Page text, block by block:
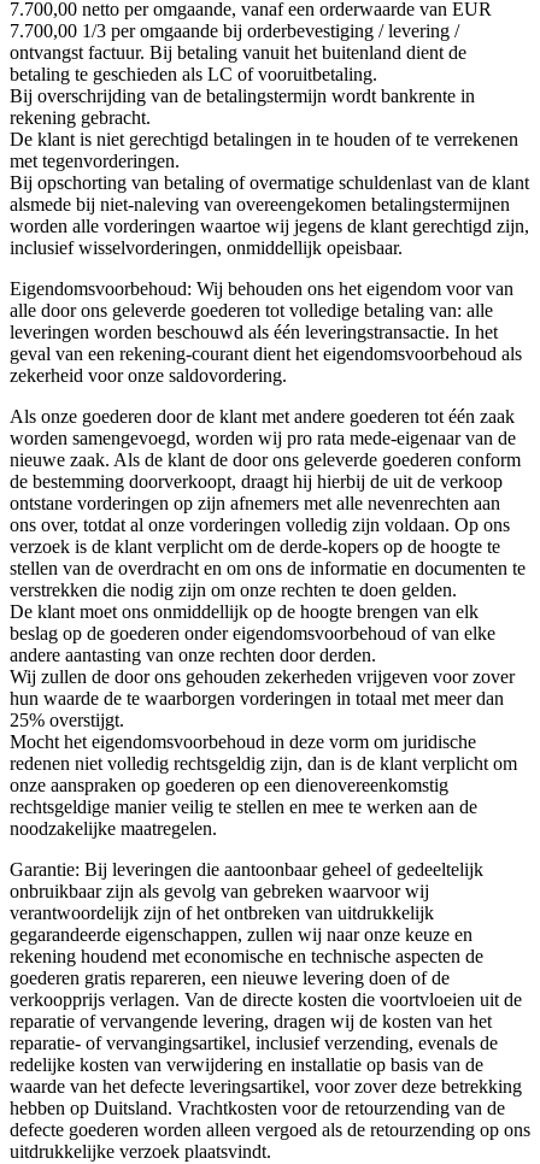
7.700,00 netto per omgaande, vanaf een orderwaarde van EUR
7.700,00 1/3 per omgaande bij orderbevestiging / levering /
ontvangst factuur. Bij betaling vanuit het buitenland dient de
betaling te geschieden als LC of vooruitbetaling.
Bij overschrijding van de betalingstermijn wordt bankrente in
rekening gebracht.
De klant is niet gerechtigd betalingen in te houden of te verrekenen
met tegenvorderingen.
Bij opschorting van betaling of overmatige schuldenlast van de klant
alsmede bij niet-naleving van overeengekomen betalingstermijnen
worden alle vorderingen waartoe wij jegens de klant gerechtigd zijn,
inclusief wisselvorderingen, onmiddellijk opeisbaar.
Eigendomsvoorbehoud: Wij behouden ons het eigendom voor van
alle door ons geleverde goederen tot volledige betaling van: alle
leveringen worden beschouwd als één leveringstransactie. In het
geval van een rekening-courant dient het eigendomsvoorbehoud als
zekerheid voor onze saldovordering.
Als onze goederen door de klant met andere goederen tot één zaak
worden samengevoegd, worden wij pro rata mede-eigenaar van de
nieuwe zaak. Als de klant de door ons geleverde goederen conform
de bestemming doorverkoopt, draagt hij hierbij de uit de verkoop
ontstane vorderingen op zijn afnemers met alle nevenrechten aan
ons over, totdat al onze vorderingen volledig zijn voldaan. Op ons
verzoek is de klant verplicht om de derde-kopers op de hoogte te
stellen van de overdracht en om ons de informatie en documenten te
verstrekken die nodig zijn om onze rechten te doen gelden.
De klant moet ons onmiddellijk op de hoogte brengen van elk
beslag op de goederen onder eigendomsvoorbehoud of van elke
andere aantasting van onze rechten door derden.
Wij zullen de door ons gehouden zekerheden vrijgeven voor zover
hun waarde de te waarborgen vorderingen in totaal met meer dan
25% overstijgt.
Mocht het eigendomsvoorbehoud in deze vorm om juridische
redenen niet volledig rechtsgeldig zijn, dan is de klant verplicht om
onze aanspraken op goederen op een dienovereenkomstig
rechtsgeldige manier veilig te stellen en mee te werken aan de
noodzakelijke maatregelen.
Garantie: Bij leveringen die aantoonbaar geheel of gedeeltelijk
onbruikbaar zijn als gevolg van gebreken waarvoor wij
verantwoordelijk zijn of het ontbreken van uitdrukkelijk
gegarandeerde eigenschappen, zullen wij naar onze keuze en
rekening houdend met economische en technische aspecten de
goederen gratis repareren, een nieuwe levering doen of de
verkoopprijs verlagen. Van de directe kosten die voortvloeien uit de
reparatie of vervangende levering, dragen wij de kosten van het
reparatie- of vervangingsartikel, inclusief verzending, evenals de
redelijke kosten van verwijdering en installatie op basis van de
waarde van het defecte leveringsartikel, voor zover deze betrekking
hebben op Duitsland. Vrachtkosten voor de retourzending van de
defecte goederen worden alleen vergoed als de retourzending op ons
uitdrukkelijke verzoek plaatsvindt.